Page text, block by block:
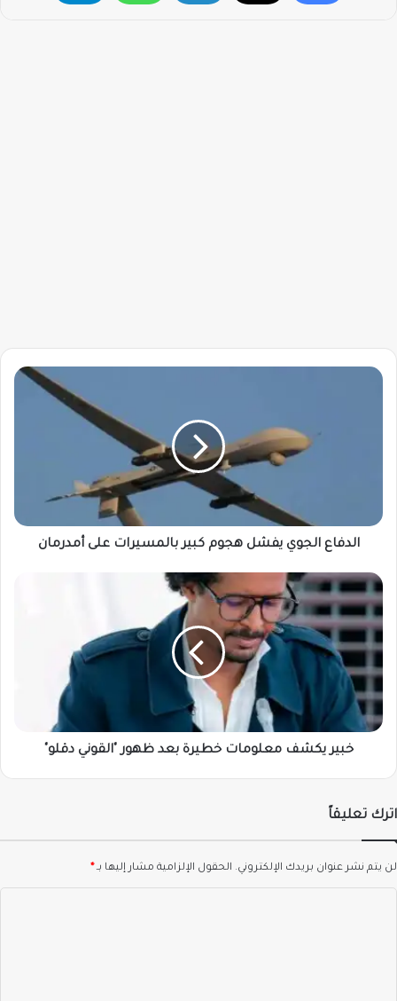
الدفاع
الدفاع الجوي يفشل هجوم كبير بالمسيرات على أمدرمان
خبير
يكشف
معلومات
بعد
ظهور
"القوني
دقلو"
خبير يكشف معلومات خطيرة بعد ظهور "القوني دقلو"
اترك تعليقاً
لن يتم نشر عنوان بريدك الإلكتروني. الحقول الإلزامية مشار إليها بـ*